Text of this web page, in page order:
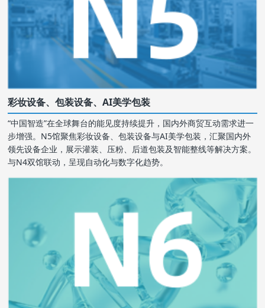
彩妆设备、包装设备、AI美学包装
“中国智造”在全球舞台的能见度持续提升，国内外商贸互动需求进一
步增强。N5馆聚焦彩妆设备、包装设备与AI美学包装，汇聚国内外
领先设备企业，展示灌装、压粉、后道包装及智能整线等解决方案。
与N4双馆联动，呈现自动化与数字化趋势。